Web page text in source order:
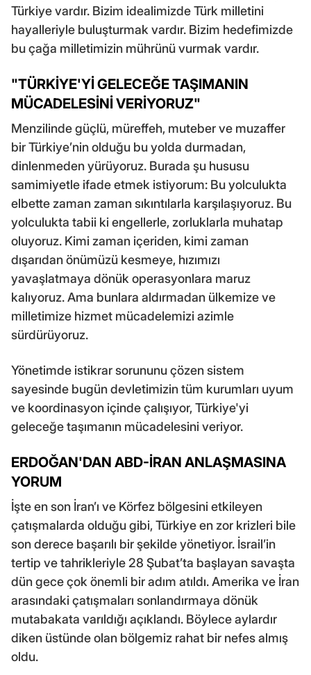
Türkiye vardır. Bizim idealimizde Türk milletini
hayalleriyle buluşturmak vardır. Bizim hedefimizde
bu çağa milletimizin mührünü vurmak vardır.
"TÜRKİYE'Yİ GELECEĞE TAŞIMANIN
MÜCADELESİNİ VERİYORUZ"
Menzilinde güçlü, müreffeh, muteber ve muzaffer
bir Türkiye’nin olduğu bu yolda durmadan,
dinlenmeden yürüyoruz. Burada şu hususu
samimiyetle ifade etmek istiyorum: Bu yolculukta
elbette zaman zaman sıkıntılarla karşılaşıyoruz. Bu
yolculukta tabii ki engellerle, zorluklarla muhatap
oluyoruz. Kimi zaman içeriden, kimi zaman
dışarıdan önümüzü kesmeye, hızımızı
yavaşlatmaya dönük operasyonlara maruz
kalıyoruz. Ama bunlara aldırmadan ülkemize ve
milletimize hizmet mücadelemizi azimle
sürdürüyoruz.
Yönetimde istikrar sorununu çözen sistem
sayesinde bugün devletimizin tüm kurumları uyum
ve koordinasyon içinde çalışıyor, Türkiye'yi
geleceğe taşımanın mücadelesini veriyor.
ERDOĞAN'DAN ABD-İRAN ANLAŞMASINA
YORUM
İşte en son İran’ı ve Körfez bölgesini etkileyen
çatışmalarda olduğu gibi, Türkiye en zor krizleri bile
son derece başarılı bir şekilde yönetiyor. İsrail’in
tertip ve tahrikleriyle 28 Şubat’ta başlayan savaşta
dün gece çok önemli bir adım atıldı. Amerika ve İran
arasındaki çatışmaları sonlandırmaya dönük
mutabakata varıldığı açıklandı. Böylece aylardır
diken üstünde olan bölgemiz rahat bir nefes almış
oldu.